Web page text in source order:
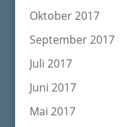
Oktober 2017
September 2017
Juli 2017
Juni 2017
Mai 2017